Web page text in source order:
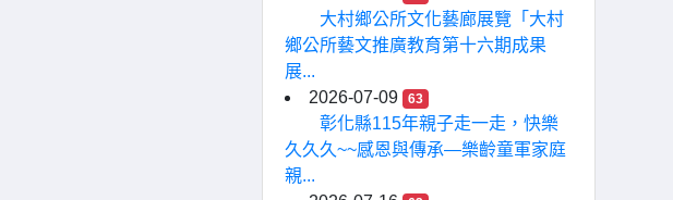
大村鄉公所文化藝廊展覽「大村
鄉公所藝文推廣教育第十六期成果
展...
2026-07-09
63
彰化縣115年親子走一走，快樂
久久久~~感恩與傳承—樂齡童軍家庭
親...